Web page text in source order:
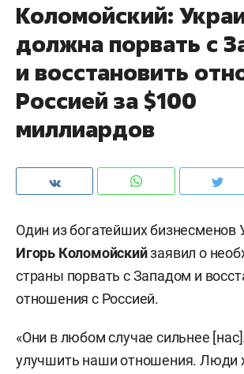
Коломойский:
должна порвать с
и восстановить
Россией за $100
миллиардов
Один из богатейших бизнесменов
Игорь Коломойскийзаявил о
страны порвать с Западом и
отношения с Россией.
«Они в любом случае сильнее
улучшить наши отношения. Люди